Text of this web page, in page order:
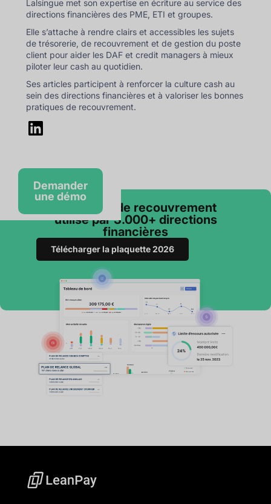
Lalsingue met son expertise en écriture au service des
directions financières des PME, ETI et groupes.
Elle s’attache à rendre clairs et accessibles les sujets
de trésorerie, de recouvrement et de gestion du poste
client pour aider les DAF et credit managers à mieux
piloter leur cash au quotidien.
Ses articles participent à renforcer la culture cash au
sein des directions financières et à valoriser les bonnes
pratiques de recouvrement.
Demander
une démo
Le logiciel de recouvrement
utilisé par 3.000+ directions
financières
Télécharger la plaquette 2026